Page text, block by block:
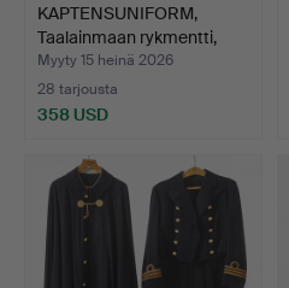
KAPTENSUNIFORM,
Taalainmaan rykmentti,
190…
Myyty 15 heinä 2026
28 tarjousta
358 USD